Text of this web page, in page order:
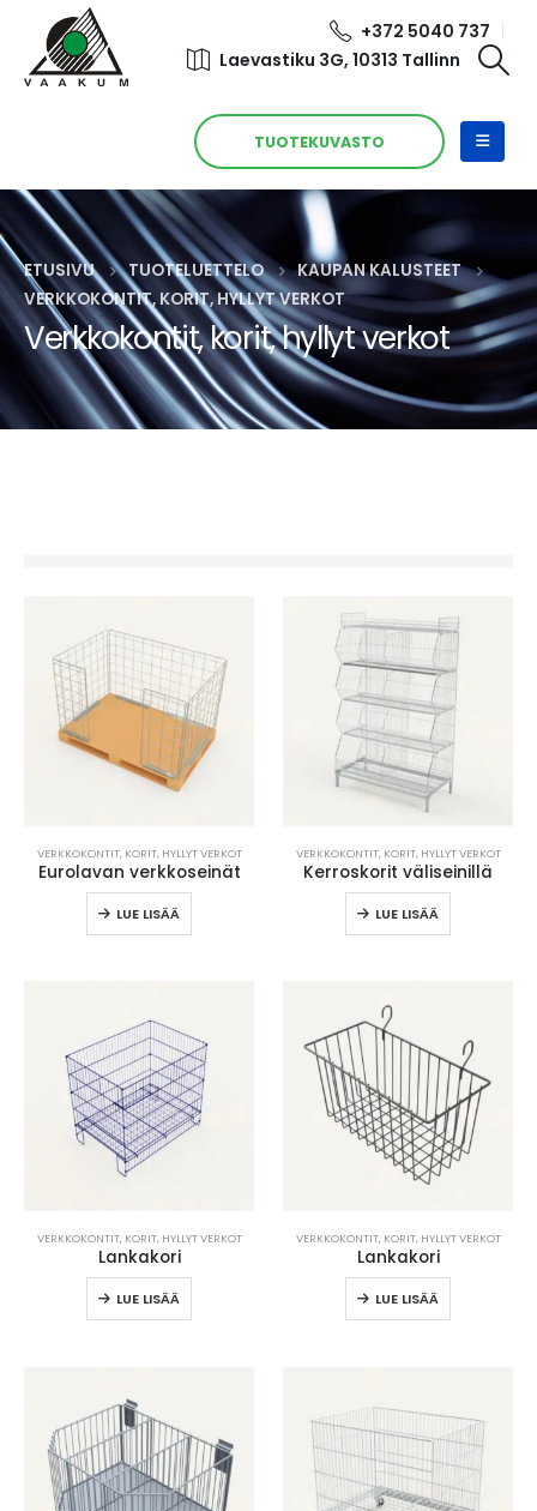
+372 5040 737
Laevastiku 3G, 10313 Tallinn
TUOTEKUVASTO
ETUSIVU TUOTELUETTELO
KAUPAN KALUSTEET
VERKKOKONTIT, KORIT, HYLLYT VERKOT
Verkkokontit, korit, hyllyt verkot
VERKKOKONTIT, KORIT, HYLLYT VERKOT
Eurolavan verkkoseinät
LUE LISÄÄ
VERKKOKONTIT, KORIT, HYLLYT VERKOT
Kerroskorit väliseinillä
LUE LISÄÄ
VERKKOKONTIT, KORIT, HYLLYT VERKOT
Lankakori
LUE LISÄÄ
VERKKOKONTIT, KORIT, HYLLYT VERKOT
Lankakori
LUE LISÄÄ